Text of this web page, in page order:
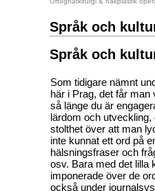
Språk och
Språk och
Som tidigare nämnt
här i Prag, det får man
så länge du är
lärdom och
stolthet över att man
inte kunnat ett ord på
hälsningsfraser och
osv. Bara med det lilla
imponerade över de
också under